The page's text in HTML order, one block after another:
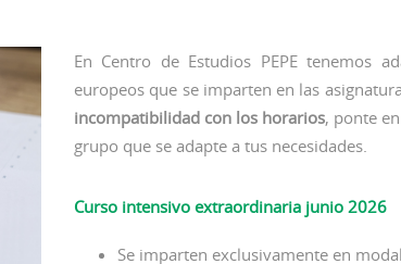
En Centro de Estudios PEPE tenemos
europeos que se imparten en las
incompatibilidad con los horarios, ponte en
grupo que se adapte a tus necesidades.
Curso intensivo extraordinaria junio 2026
Se imparten exclusivamente en